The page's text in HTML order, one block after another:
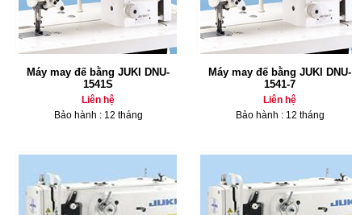
Máy may đế bằng JUKI DNU-
1541S
Liên hệ
Bảo hành : 12 tháng
Máy may đế bằng JUKI DNU-
1541-7
Liên hệ
Bảo hành : 12 tháng